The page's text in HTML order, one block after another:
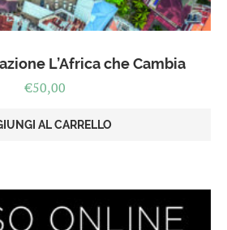
L’Africa che Cambia
€50,00
AL CARRELLO